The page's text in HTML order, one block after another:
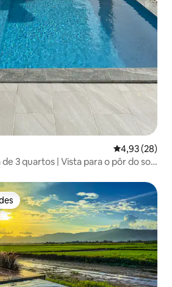
4,93 de uma
4,93 (28)
de 3 quartos | Vista para o pôr do sol